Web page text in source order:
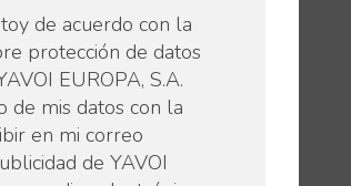
de acuerdo con la
protección de datos
EUROPA, S.A.
de mis datos con la
en mi correo
de YAVOI